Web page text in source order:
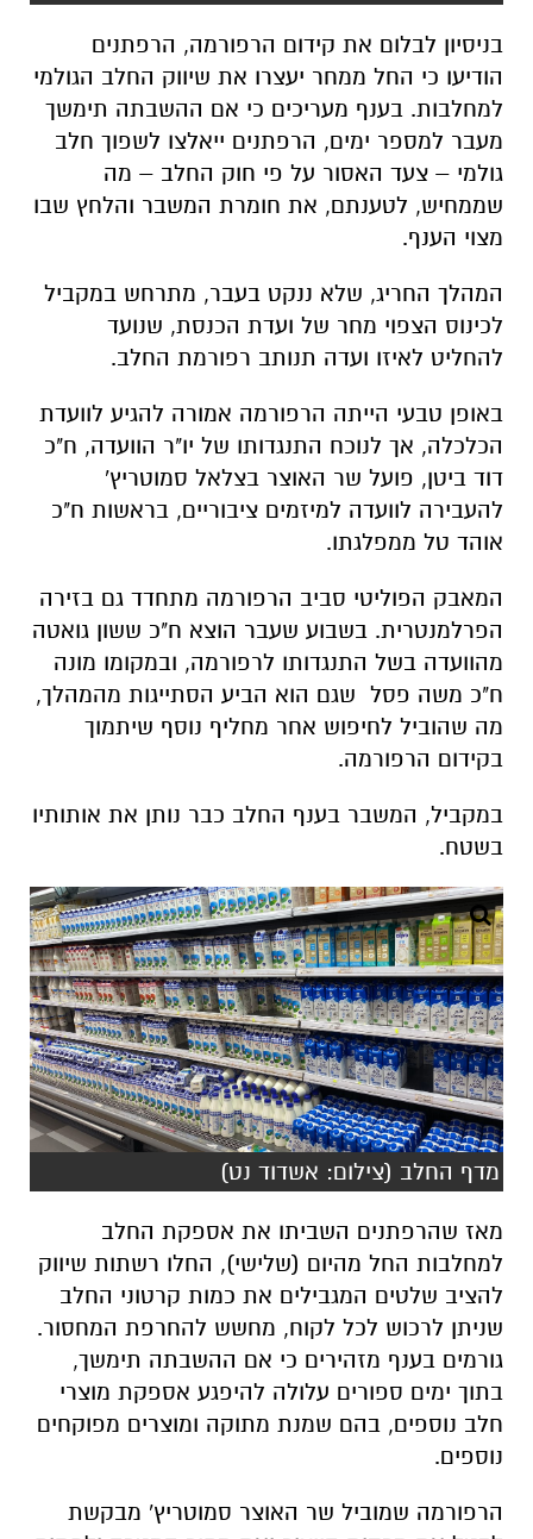
בניסיון לבלום את קידום הרפורמה, הרפתנים
הודיעו כי החל ממחר יעצרו את שיווק החלב הגולמי
למחלבות. בענף מעריכים כי אם ההשבתה תימשך
מעבר למספר ימים, הרפתנים ייאלצו לשפוך חלב
גולמי – צעד האסור על פי חוק החלב – מה
שממחיש, לטענתם, את חומרת המשבר והלחץ שבו
מצוי הענף.
המהלך החריג, שלא ננקט בעבר, מתרחש במקביל
לכינוס הצפוי מחר של ועדת הכנסת, שנועד
להחליט לאיזו ועדה תנותב רפורמת החלב.
באופן טבעי הייתה הרפורמה אמורה להגיע לוועדת
הכלכלה, אך לנוכח התנגדותו של יו"ר הוועדה, ח"כ
דוד ביטן, פועל שר האוצר בצלאל סמוטריץ'
להעבירה לוועדה למיזמים ציבוריים, בראשות ח"כ
אוהד טל ממפלגתו.
המאבק הפוליטי סביב הרפורמה מתחדד גם בזירה
הפרלמנטרית. בשבוע שעבר הוצא ח"כ ששון גואטה
מהוועדה בשל התנגדותו לרפורמה, ובמקומו מונה
ח"כ משה פסל שגם הוא הביע הסתייגות מהמהלך,
מה שהוביל לחיפוש אחר מחליף נוסף שיתמוך
בקידום הרפורמה.
במקביל, המשבר בענף החלב כבר נותן את אותותיו
בשטח.
מדף החלב (צילום: אשדוד נט)
מאז שהרפתנים השביתו את אספקת החלב
למחלבות החל מהיום (שלישי), החלו רשתות שיווק
להציב שלטים המגבילים את כמות קרטוני החלב
שניתן לרכוש לכל לקוח, מחשש להחרפת המחסור.
גורמים בענף מזהירים כי אם ההשבתה תימשך,
בתוך ימים ספורים עלולה להיפגע אספקת מוצרי
חלב נוספים, בהם שמנת מתוקה ומוצרים מפוקחים
נוספים.
הרפורמה שמוביל שר האוצר סמוטריץ' מבקשת